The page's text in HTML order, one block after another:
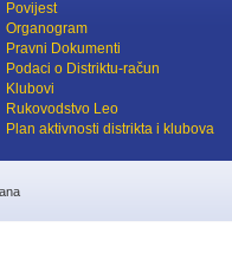
Povijest
Organogram
Pravni Dokumenti
Podaci o Distriktu-račun
Klubovi
Rukovodstvo Leo
Plan aktivnosti distrikta i klubova